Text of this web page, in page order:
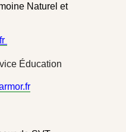
Naturel et
Éducation